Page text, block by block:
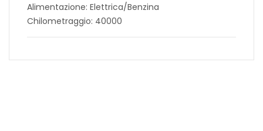
Alimentazione: Elettrica/Benzina
Chilometraggio: 40000